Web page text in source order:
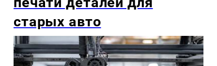
старых авто